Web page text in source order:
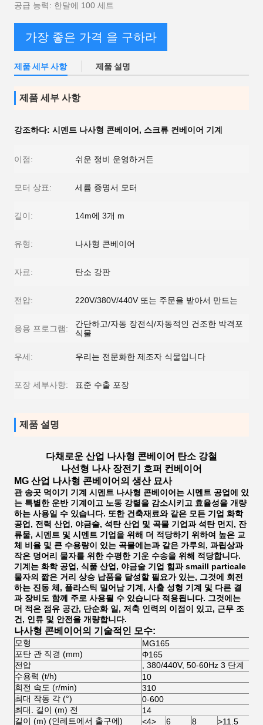
공급 능력: 한달에 100 세트
가장 좋은 가격 을 구하라
제품 세부 사항 제품 설명
제품 세부 사항
강조하다: 시멘트 나사형 콘베이어 , 스크류 컨베이어 기계
이점: 쉬운 정비 운영하거든
모터 상표: 세륨 증명서 모터
길이: 14m에 3개 m
유형: 나사형 콘베이어
자료: 탄소 강판
전압: 220V/380V/440V 또는 주문을 받아서 만드는
응용 프로그램:
간단하고/자동 장전식/자동적인 건조한 박격포
식물
우세: 우리는 전문화한 제조자 식물입니다
포장 세부사항: 표준 수출 포장
제품 설명
다채로운 산업 나사형 콘베이어 탄소 강철
나선형 나사 장전기 호퍼 컨베이어
MG 산업 나사형 콘베이어의 생산 묘사
관 송곳 먹이기 기계 시멘트 나사형 콘베이어는 시멘트 공업에 있
는 특별한 운반 기계이고 노동 강렬을 감소시키고 효율성을 개량
하는 사용일 수 있습니다. 또한 건축재료와 같은 모든 기업 화학
공업, 전력 산업, 야금술, 석탄 산업 및 곡물 기업과 석탄 먼지, 잔
류물, 시멘트 및 시멘트 기업을 위해 더 적당하기 위하여 높은 교
체 비율 및 큰 수용량이 있는 곡물에는과 같은 가루의, 과립상과
작은 덩어리 물자를 위한 수평한 기운 수송을 위해 적당합니다.
기계는 화학 공업, 식품 산업, 야금술 기업 힘과 smaill particale
물자의 짧은 거리 상승 납품을 달성할 필요가 있는, 그것에 회전
하는 진동 체, 플라스틱 밀어남 기계, 사출 성형 기계 및 다른 결
과 장비도 함께 주로 사용될 수 있습니다 적용됩니다. 그것에는
더 적은 점유 공간, 단순화 일, 저축 인력의 이점이 있고, 근무 조
건, 인류 및 안전을 개량합니다.
나사형 콘베이어의 기술적인 모수:
모형 MG165
포탄 관 직경 (mm)
Φ165
전압
, 380/440V, 50-60Hz 3 단계
수용력 (t/h)
10
회전 속도 (r/min)
310
최대 작동 각 (°)
0-600
최대. 길이 (m) 전
14
길이 (m) (인레트에서 출구에)
<4> 6 8 >11.5